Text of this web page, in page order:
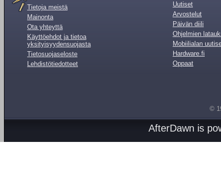
Tietoja meistä
Mainonta
Ota yhteyttä
Käyttöehdot ja tietoa
yksityisyydensuojasta
Tietosuojaseloste
Lehdistötiedotteet
Uutiset
Arvostelut
Päivän diili
Ohjelmien
Mobiilialan
Hardware.fi
Oppaat
©
AfterDawn is